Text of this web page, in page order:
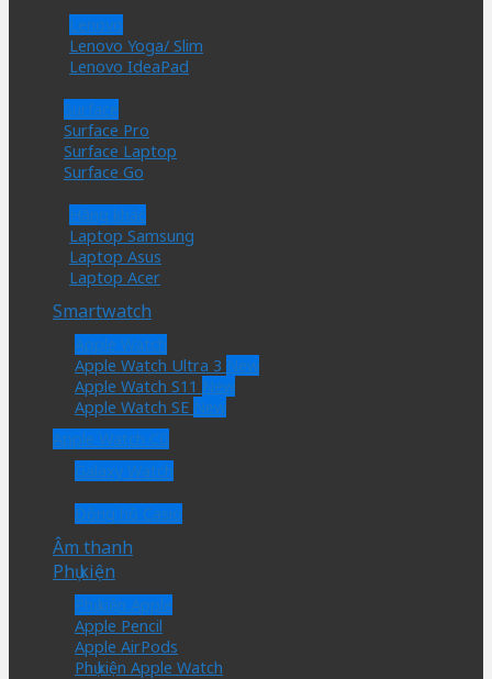
Lenovo
Lenovo Yoga/ Slim
Lenovo IdeaPad
Surface
Surface Pro
Surface Laptop
Surface Go
Hãng khác
Laptop Samsung
Laptop Asus
Laptop Acer
Smartwatch
Apple Watch
Apple Watch Ultra 3
Apple Watch S11
Apple Watch SE
Apple Watch Cũ
Galaxy Watch
Đồng hồ Casio
Âm thanh
Phụ kiện
Phụ kiện Apple
Apple Pencil
Apple AirPods
Phụ kiện Apple Watch